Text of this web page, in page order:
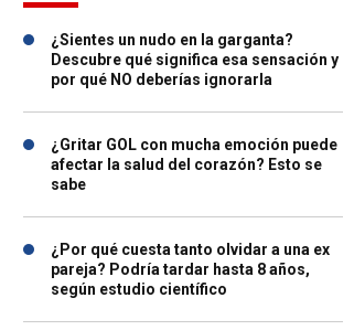
¿Sientes un nudo en la garganta?
Descubre qué significa esa sensación y
por qué NO deberías ignorarla
¿Gritar GOL con mucha emoción puede
afectar la salud del corazón? Esto se
sabe
¿Por qué cuesta tanto olvidar a una ex
pareja? Podría tardar hasta 8 años,
según estudio científico